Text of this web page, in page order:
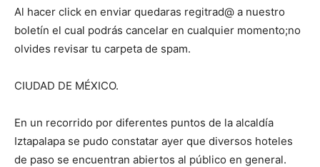
Al hacer click en enviar quedaras regitrad@ a nuestro
boletín el cual podrás cancelar en cualquier momento;no
olvides revisar tu carpeta de spam.
CIUDAD DE MÉXICO.
En un recorrido por diferentes puntos de la alcaldía
Iztapalapa se pudo constatar ayer que diversos hoteles
de paso se encuentran abiertos al público en general.